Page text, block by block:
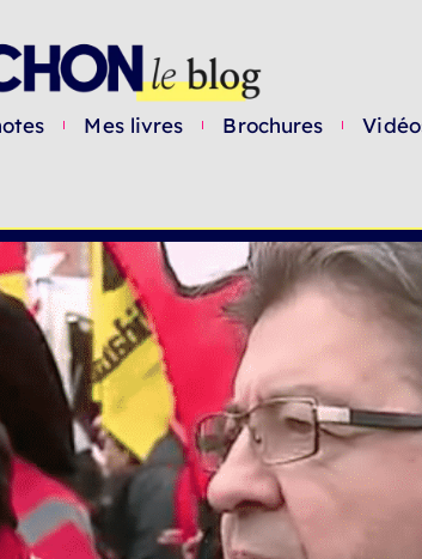
Mes livres Brochures